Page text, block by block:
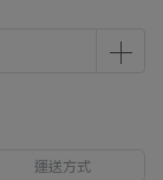
運送方式